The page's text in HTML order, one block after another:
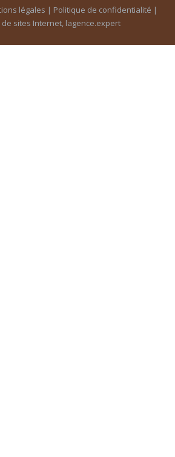
légales | Politique de confidentialité |
sites Internet, lagence.expert